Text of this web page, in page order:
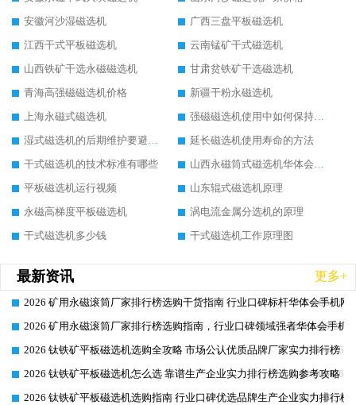
安徽河沙湿磁选机
广西三盘平板磁选机
江西干式平板磁选机
云南锰矿干式磁选机
山西铁矿干选永磁磁选机
甘肃贫铁矿干选磁选机
青海高强磁磁选机价格
新疆干粉永磁选机
上海永磁式磁选机
强磁磁选机使用中如何保持其顺畅运行
湿式磁选机的后期维护要避开哪些坑
延长磁选机使用寿命的方法
干式磁选机的技术标准有哪些
山西永磁筒式磁选机华体会手机网页版-华体会(中国)
平板磁选机运行视频
山东辊式磁选机原理
永磁高梯度平板磁选机
涡电流金属分选机的原理
干式磁选机多少钱
干式磁选机工作原理图
最新资讯 更多+
2026-06-26
2026 矿用永磁滚筒厂家排行榜选购干货指南 行业口碑标杆华体会手机网
2026-06-26
2026 矿用永磁滚筒厂家排行榜选购指南，行业口碑领域强者华体会手机
2026-06-26
2026 钛铁矿平板磁选机选购全攻略 市场公认优质品牌厂家实力排行榜
2026-06-26
2026 钛铁矿平板磁选机怎么选 靠谱生产企业实力排行榜选购参考攻略
2026-06-26
2026 钛铁矿平板磁选机选购指南 行业口碑优选品牌生产企业实力排行榜